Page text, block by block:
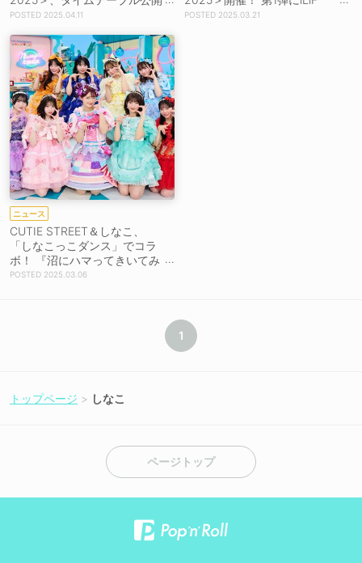
＆AsIs、しなこwith We♡P出
2025.04.11
E!、ジャムズ、しなこ、Mum
2025.03.21
ニュース
CUTIE STREET＆しなこ、
「しなこっこダンス」でコラ
ボ！ 『沼にハマってきいてみ
た』出演決定
2025.03.06
1
トップページ しなこ
ページトップ